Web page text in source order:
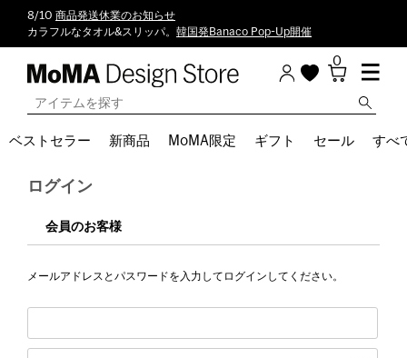
8/10 商品発送休業のお知らせ
カラフルなタオル&スリッパ。 韓国発Banaco Pop-Up開催
0
ベストセラー 新商品 MoMA限定 ギフト セール すべ
ログイン
会員のお客様
メールアドレスとパスワードを入力してログインしてください。